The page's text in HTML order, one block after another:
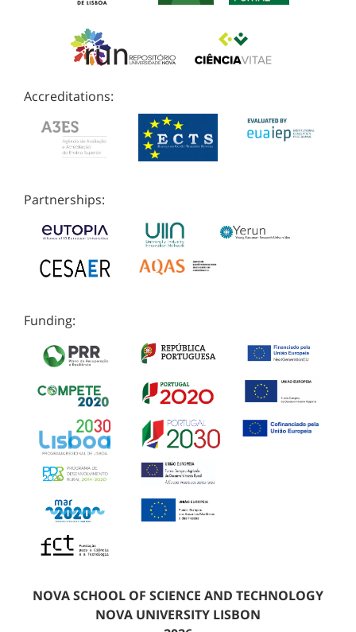
Accreditations:
Partnerships:
Funding:
NOVA SCHOOL OF SCIENCE AND TECHNOLOGY
NOVA UNIVERSITY LISBON